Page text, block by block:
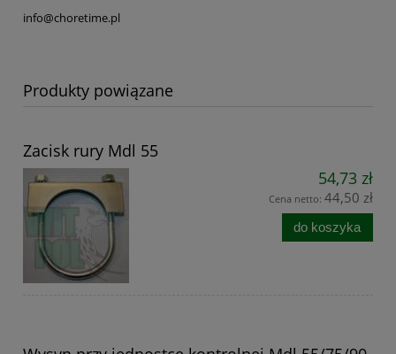
info@choretime.pl
Produkty powiązane
Zacisk rury Mdl 55
54,73 zł
Cena netto: 44,50 zł
do koszyka